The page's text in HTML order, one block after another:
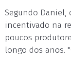
Segundo
incentivado na
poucos
longo dos anos.